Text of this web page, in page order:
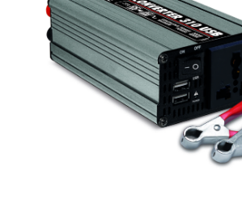
Мой аккаунт
Оформление заказа
Пример страницы